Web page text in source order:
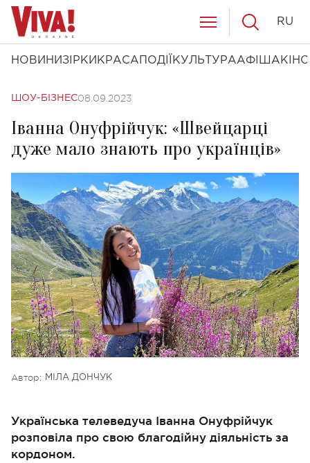
НОВИНИ ЗІРКИ КРАСА ПОДІЇ КУЛЬТУРААФІША КІНО
RU
ШОУ-БІЗНЕС08.09.2023
Іванна Онуфрійчук: «Швейцарці
дуже мало знають про українців»
Автор: МІЛА ДОНЧУК
Українська телеведуча Іванна Онуфрійчук
розповіла про свою благодійну діяльність за
кордоном.